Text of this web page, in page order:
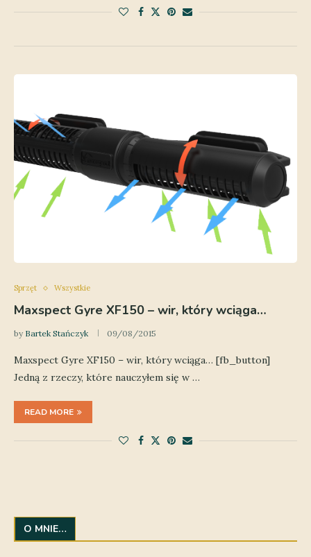
Sprzęt Wszystkie
Maxspect Gyre XF150 – wir, który wciąga…
by Bartek Stańczyk 09/08/2015
Maxspect Gyre XF150 – wir, który wciąga… [fb_button]
Jedną z rzeczy, które nauczyłem się w …
READ MORE
O MNIE…